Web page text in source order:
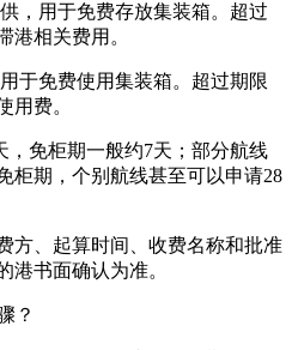
，用于免费存放集装箱。超过
港相关费用。
于免费使用集装箱。超过期限
用费。
，免柜期一般约7天；部分航线
柜期，个别航线甚至可以申请28
方、起算时间、收费名称和批准
港书面确认为准。
？